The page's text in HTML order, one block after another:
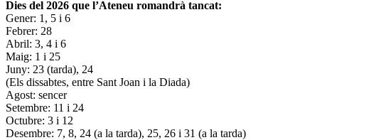
Dies del 2026 que l’Ateneu romandrà tancat:
Gener: 1, 5 i 6
Febrer: 28
Abril: 3, 4 i 6
Maig: 1 i 25
Juny: 23 (tarda), 24
(Els dissabtes, entre Sant Joan i la Diada)
Agost: sencer
Setembre: 11 i 24
Octubre: 3 i 12
Desembre: 7, 8, 24 (a la tarda), 25, 26 i 31 (a la tarda)